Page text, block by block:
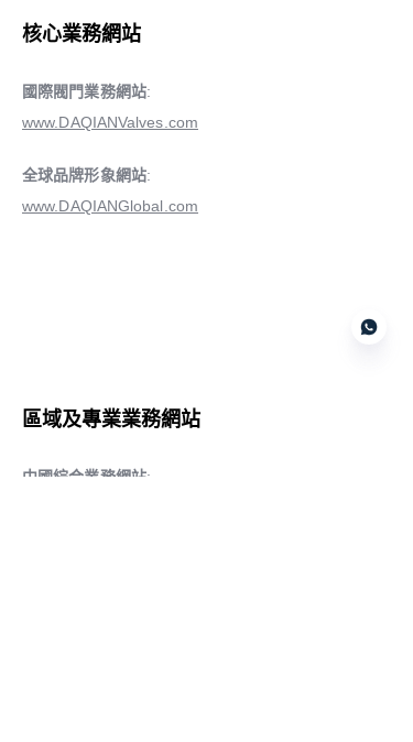
核心業務網站
國際閥門業務網站:
www.DAQIANValves.com
全球品牌形象網站:
www.DAQIANGlobal.com
區域及專業業務網站
中國綜合業務網站: